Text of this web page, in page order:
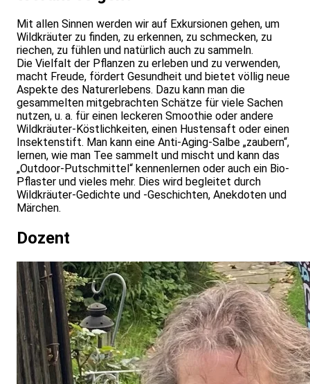
Mit allen Sinnen werden wir auf Exkursionen gehen, um
Wildkräuter zu finden, zu erkennen, zu schmecken, zu
riechen, zu fühlen und natürlich auch zu sammeln.
Die Vielfalt der Pflanzen zu erleben und zu verwenden,
macht Freude, fördert Gesundheit und bietet völlig neue
Aspekte des Naturerlebens. Dazu kann man die
gesammelten mitgebrachten Schätze für viele Sachen
nutzen, u. a. für einen leckeren Smoothie oder andere
Wildkräuter-Köstlichkeiten, einen Hustensaft oder einen
Insektenstift. Man kann eine Anti-Aging-Salbe „zaubern“,
lernen, wie man Tee sammelt und mischt und kann das
„Outdoor-Putschmittel“ kennenlernen oder auch ein Bio-
Pflaster und vieles mehr. Dies wird begleitet durch
Wildkräuter-Gedichte und -Geschichten, Anekdoten und
Märchen.
Dozent